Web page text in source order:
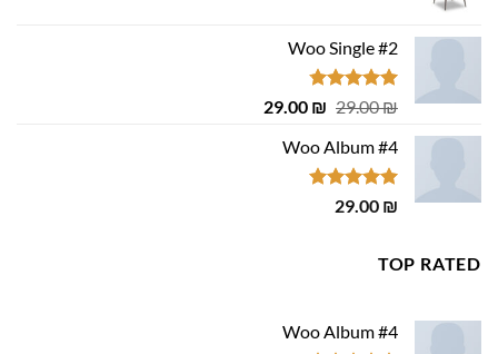
500.00 ₪.
Woo Single #2
דורג4.75
29.00₪
המחיר
היה:
29.00 ₪.
29.00 ₪
המחיר
Woo Album #4
דורג5.00
29.00 ₪
TOP RATED
Woo Album #4